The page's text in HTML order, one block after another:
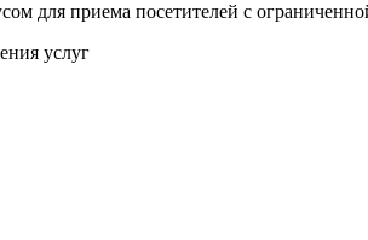
для приема посетителей с
услуг